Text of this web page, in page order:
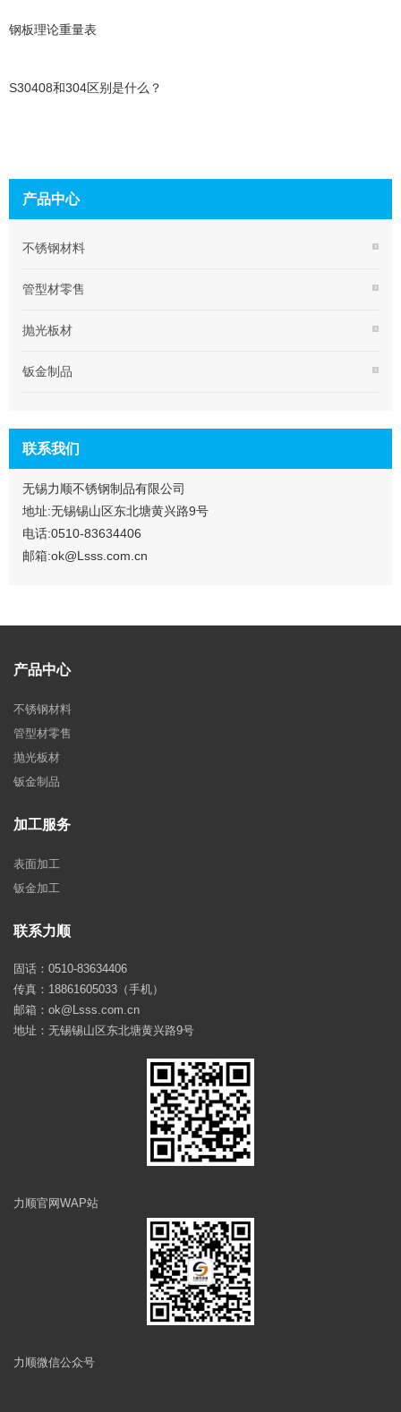
钢板理论重量表
S30408和304区别是什么？
产品中心
不锈钢材料
管型材零售
抛光板材
钣金制品
联系我们
无锡力顺不锈钢制品有限公司
地址:无锡锡山区东北塘黄兴路9号
电话:0510-83634406
邮箱:ok@Lsss.com.cn
产品中心
不锈钢材料
管型材零售
抛光板材
钣金制品
加工服务
表面加工
钣金加工
联系力顺
固话：0510-83634406
传真：18861605033（手机）
邮箱：ok@Lsss.com.cn
地址：无锡锡山区东北塘黄兴路9号
力顺官网WAP站
力顺微信公众号